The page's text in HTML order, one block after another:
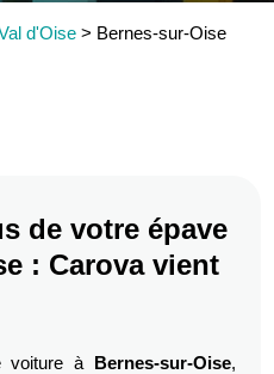
d'Oise > Bernes-sur-Oise
de votre épave
: Carova vient
voiture à Bernes-sur-Oise,